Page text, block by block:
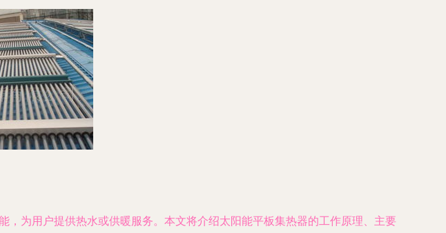
为用户提供热水或供暖服务。本文将介绍太阳能平板集热器的工作原理、主要